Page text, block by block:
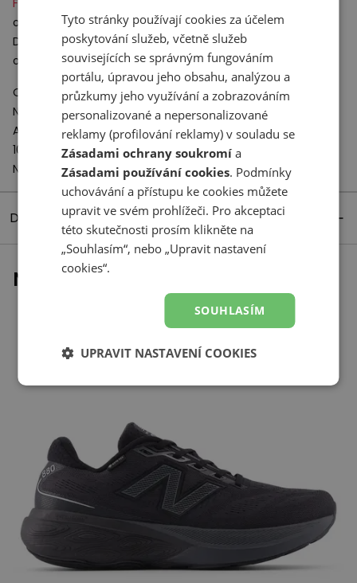
Fresh Foam
odolností proti deformaci.
Díky své struktuře poskytuje měkkost a dostatečnou
ochranu kloubů při dlouhodobém tréninku.
Odpovědný subjekt:
New Balance Europe BV
A-Factorij, Pilotenstraat 35 – 45
1059 CH Amsterdam
Netherlands
Detaily produktu
Naposledy prohlížené
Tyto stránky používají cookies za účelem
poskytování služeb, včetně služeb
souvisejících se správným fungováním
portálu, úpravou jeho obsahu, analýzou a
průzkumy jeho využívání a zobrazováním
personalizované a nepersonalizované
reklamy (profilování reklamy) v souladu se
Zásadami ochrany soukromí a
Zásadami používání cookies. Podmínky
uchovávání a přístupu ke cookies můžete
upravit ve svém prohlížeči. Pro akceptaci
této skutečnosti prosím klikněte na
„Souhlasím“, nebo „Upravit nastavení
cookies“.
SOUHLASÍM
UPRAVIT NASTAVENÍ COOKIES